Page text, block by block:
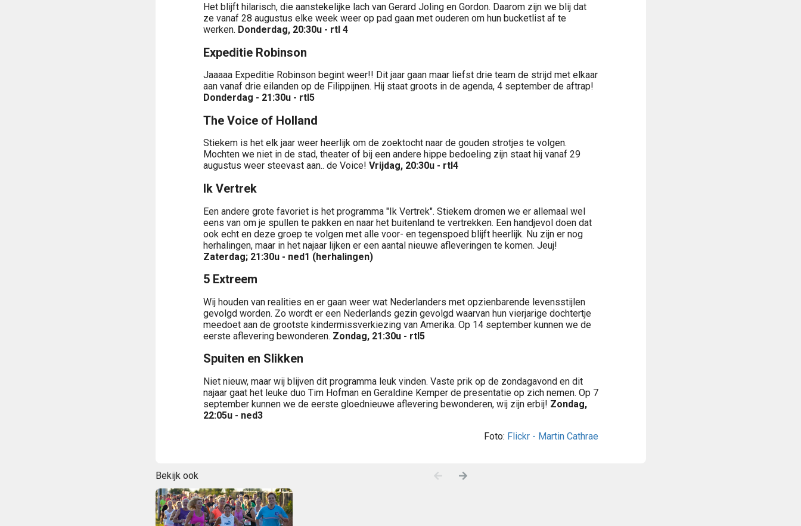
Het blijft hilarisch, die aanstekelijke lach van Gerard Joling en Gordon. Daarom zijn we blij dat
ze vanaf 28 augustus elke week weer op pad gaan met ouderen om hun bucketlist af te
werken. Donderdag, 20:30u - rtl 4
Expeditie Robinson
Jaaaaa Expeditie Robinson begint weer!! Dit jaar gaan maar liefst drie team de strijd met elkaar
aan vanaf drie eilanden op de Filippijnen. Hij staat groots in de agenda, 4 september de aftrap!
Donderdag - 21:30u - rtl5
The Voice of Holland
Stiekem is het elk jaar weer heerlijk om de zoektocht naar de gouden strotjes te volgen.
Mochten we niet in de stad, theater of bij een andere hippe bedoeling zijn staat hij vanaf 29
augustus weer steevast aan.. de Voice! Vrijdag, 20:30u - rtl4
Ik Vertrek
Een andere grote favoriet is het programma "Ik Vertrek". Stiekem dromen we er allemaal wel
eens van om je spullen te pakken en naar het buitenland te vertrekken. Een handjevol doen dat
ook echt en deze groep te volgen met alle voor- en tegenspoed blijft heerlijk. Nu zijn er nog
herhalingen, maar in het najaar lijken er een aantal nieuwe afleveringen te komen. Jeuj!
Zaterdag; 21:30u - ned1 (herhalingen)
5 Extreem
Wij houden van realities en er gaan weer wat Nederlanders met opzienbarende levensstijlen
gevolgd worden. Zo wordt er een Nederlands gezin gevolgd waarvan hun vierjarige dochtertje
meedoet aan de grootste kindermissverkiezing van Amerika. Op 14 september kunnen we de
eerste aflevering bewonderen. Zondag, 21:30u - rtl5
Spuiten en Slikken
Niet nieuw, maar wij blijven dit programma leuk vinden. Vaste prik op de zondagavond en dit
najaar gaat het leuke duo Tim Hofman en Geraldine Kemper de presentatie op zich nemen. Op 7
september kunnen we de eerste gloednieuwe aflevering bewonderen, wij zijn erbij! Zondag,
22:05u - ned3
Foto: Flickr - Martin Cathrae
Bekijk ook